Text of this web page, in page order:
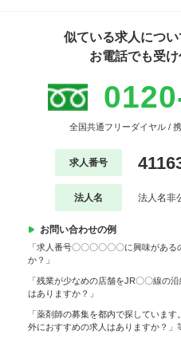
似ている求人につ
お電話でも受
全国共通フリーダイヤル /
求人番号
法人名 法人名非
お問い合わせの例
「求人番号〇〇〇〇〇〇に興味があ
か？」
「残業が少なめの店舗をJR〇〇線の
はありますか？」
「薬剤師の募集を都内で探していま
外におすすめの求人はありますか？」